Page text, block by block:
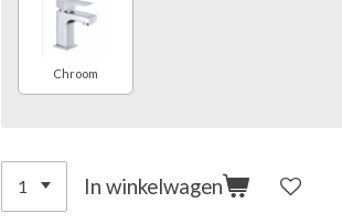
Chroom
In winkelwagen